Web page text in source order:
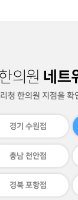
의원 네트
청 한의원 지점을 확
경기 수원점
충남 천안점
경북 포항점